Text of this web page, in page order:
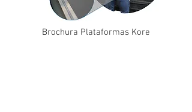
Brochura Plataformas Kore